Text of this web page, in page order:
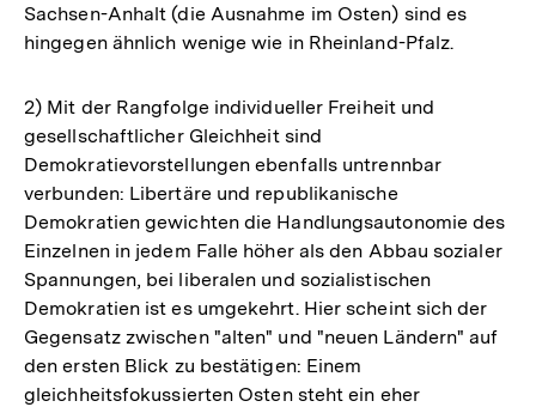
Sachsen-Anhalt (die Ausnahme im Osten) sind es
hingegen ähnlich wenige wie in Rheinland-Pfalz.
2) Mit der Rangfolge individueller Freiheit und
gesellschaftlicher Gleichheit sind
Demokratievorstellungen ebenfalls untrennbar
verbunden: Libertäre und republikanische
Demokratien gewichten die Handlungsautonomie des
Einzelnen in jedem Falle höher als den Abbau sozialer
Spannungen, bei liberalen und sozialistischen
Demokratien ist es umgekehrt. Hier scheint sich der
Gegensatz zwischen "alten" und "neuen Ländern" auf
den ersten Blick zu bestätigen: Einem
gleichheitsfokussierten Osten steht ein eher